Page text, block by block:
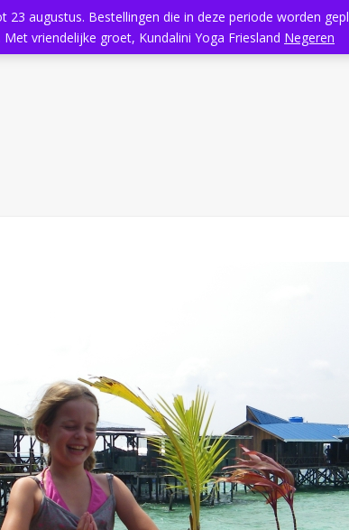
Aanbod Kundalini Yoga Massage Rooster
augustus. Bestellingen die in deze periode worden
Met vriendelijke groet, Kundalini Yoga Friesland Negeren